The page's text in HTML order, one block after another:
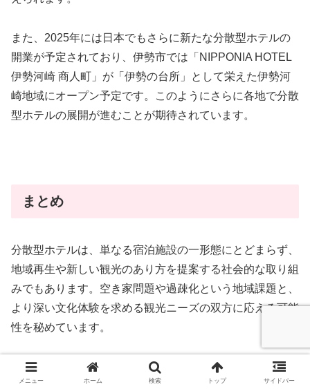
また、2025年には日本でもさらに新たな分散型ホテルの
開業が予定されており、伊勢市では「NIPPONIA HOTEL
伊勢河崎 商人町」が「伊勢の台所」として栄えた伊勢河
崎地域にオープン予定です。このようにさらに各地で分散
型ホテルの展開が進むことが期待されています。
まとめ
分散型ホテルは、単なる宿泊施設の一形態にとどまらず、
地域再生や新しい観光のあり方を提案する社会的な取り組
みでもあります。空き家問題や過疎化という地域課題と、
より深い文化体験を求める観光ニーズの双方に応える可能
性を秘めています。
今後も、各地域の特性や課題に合わせた多様な分散型ホテ
ルが生まれ、日本の観光産業と地域社会に新たな風を吹き
メニュー ホーム 検索 トップ サイドバー